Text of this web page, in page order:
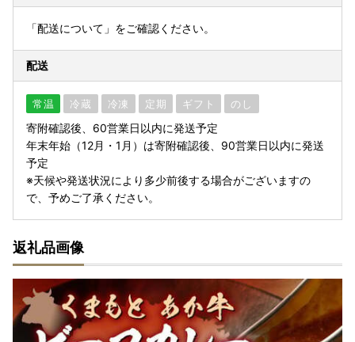
「配送について」をご確認ください。
配送
常温 冷蔵 冷凍 定期 ギフト のし
寄附確認後、60営業日以内に発送予定
年末年始（12月・1月）は寄附確認後、90営業日以内に発送
予定
※天候や発送状況により多少前後する場合がございますの
で、予めご了承ください。
返礼品画像